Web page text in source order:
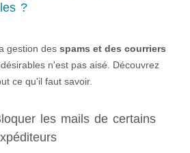
?
gestion des spams et des courriers
n'est pas aisé. Découvrez
ce qu'il faut savoir.
les mails de certains